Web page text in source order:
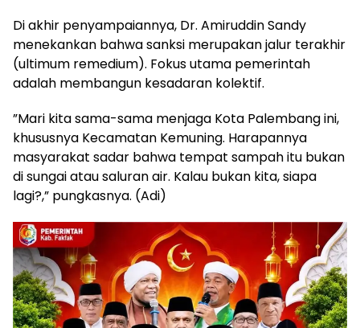
​Di akhir penyampaiannya, Dr. Amiruddin Sandy
menekankan bahwa sanksi merupakan jalur terakhir
(ultimum remedium). Fokus utama pemerintah
adalah membangun kesadaran kolektif.
​”Mari kita sama-sama menjaga Kota Palembang ini,
khususnya Kecamatan Kemuning. Harapannya
masyarakat sadar bahwa tempat sampah itu bukan
di sungai atau saluran air. Kalau bukan kita, siapa
lagi?,” pungkasnya. (Adi)